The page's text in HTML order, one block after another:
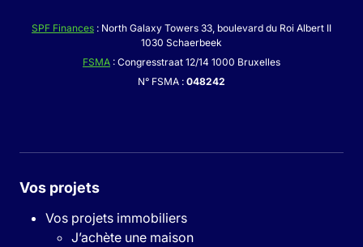
SPF Finances : North Galaxy Towers 33, boulevard du Roi Albert II
1030 Schaerbeek
FSMA : Congresstraat 12/14 1000 Bruxelles
N° FSMA : 048242
Vos projets
Vos projets immobiliers
J’achète une maison